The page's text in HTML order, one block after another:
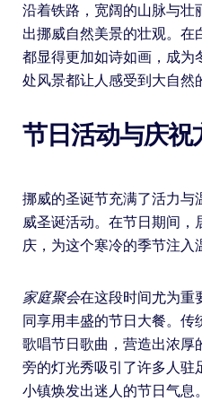
沿着铁路，宽阔的山脉与壮
出挪威自然美景的壮观。在
都显得更加如诗如画，成为
处风景都让人感受到大自然
节日活动与庆祝
挪威的圣诞节充满了活力与
威圣诞活动。在节日期间，
庆，为这个寒冷的季节注入
家庭聚会在这段时间尤为重
同享用丰盛的节日大餐。传
歌唱节日歌曲，营造出浓厚
旁的灯光秀吸引了许多人驻
小镇焕发出迷人的节日气息。